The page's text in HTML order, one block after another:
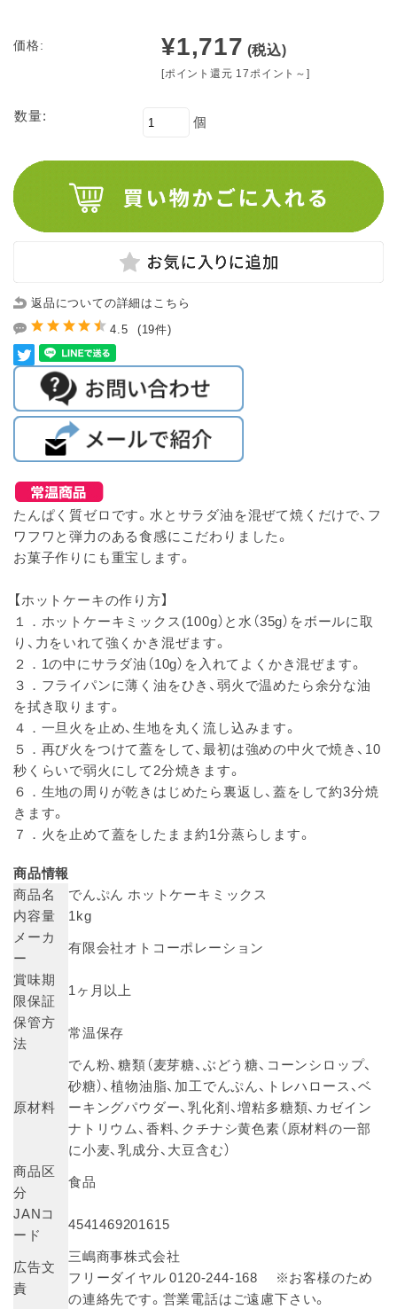
価格: ¥1,717 (税込)
[ポイント還元 17ポイント～]
数量: 個
返品についての詳細はこちら
4.5 (19件)
たんぱく質ゼロです。水とサラダ油を混ぜて焼くだけで、フ
ワフワと弾力のある食感にこだわりました。
お菓子作りにも重宝します。
【ホットケーキの作り方】
１．ホットケーキミックス(100g）と水（35g）をボールに取
り、力をいれて強くかき混ぜます。
２．1の中にサラダ油（10g）を入れてよくかき混ぜます。
３．フライパンに薄く油をひき、弱火で温めたら余分な油
を拭き取ります。
４．一旦火を止め、生地を丸く流し込みます。
５．再び火をつけて蓋をして、最初は強めの中火で焼き、10
秒くらいで弱火にして2分焼きます。
６．生地の周りが乾きはじめたら裏返し、蓋をして約3分焼
きます。
７．火を止めて蓋をしたまま約1分蒸らします。
商品情報
商品名
でんぷん ホットケーキミックス
内容量
1kg
メーカ
ー
有限会社オトコーポレーション
賞味期
限保証
1ヶ月以上
保管方
法
常温保存
原材料
でん粉、糖類（麦芽糖、ぶどう糖、コーンシロップ、
砂糖）、植物油脂、加工でんぷん、トレハロース、ベ
ーキングパウダー、乳化剤、増粘多糖類、カゼイン
ナトリウム、香料、クチナシ黄色素（原材料の一部
に小麦、乳成分、大豆含む）
商品区
分
食品
JANコ
ード
4541469201615
広告文
責
三嶋商事株式会社
フリーダイヤル 0120-244-168 ※お客様のため
の連絡先です。営業電話はご遠慮下さい。